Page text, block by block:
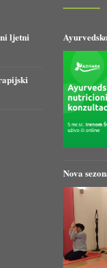
ljetni
Nova